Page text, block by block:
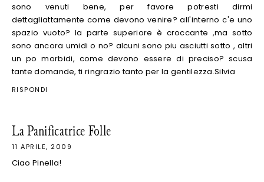
sono venuti bene, per favore potresti dirmi
dettagliattamente come devono venire? all'interno c'e uno
spazio vuoto? la parte superiore è croccante ,ma sotto
sono ancora umidi o no? alcuni sono piu asciutti sotto , altri
un po morbidi, come devono essere di preciso? scusa
tante domande, ti ringrazio tanto per la gentilezza.Silvia
RISPONDI
La Panificatrice Folle
11 APRILE, 2009
Ciao Pinella!